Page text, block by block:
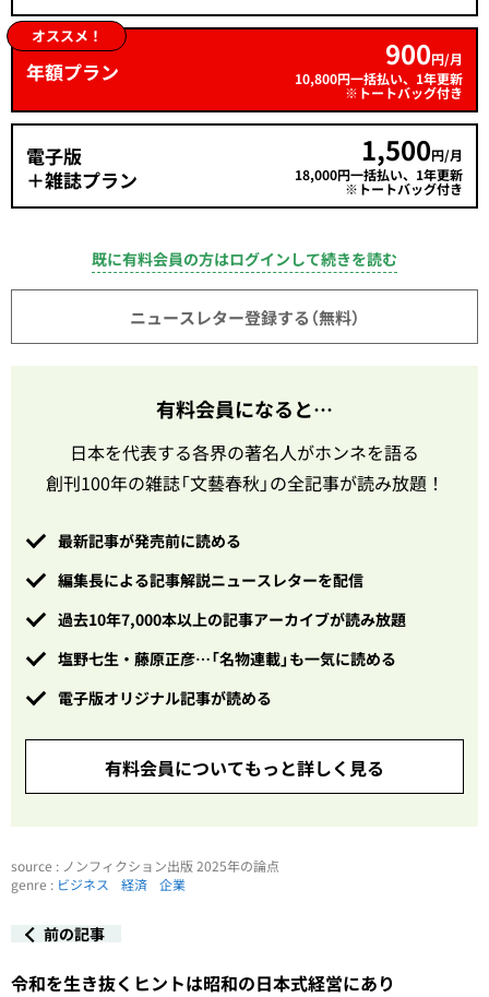
オススメ！
年額プラン 900円/月
10,800円一括払い、1年更新
※トートバッグ付き
電子版
＋雑誌プラン
1,500円/月
18,000円一括払い、1年更新
※トートバッグ付き
既に有料会員の方はログインして続きを読む
ニュースレター登録する（無料）
有料会員になると…
日本を代表する各界の著名人がホンネを語る
創刊100年の雑誌「文藝春秋」の全記事が読み放題！
最新記事が発売前に読める
編集長による記事解説ニュースレターを配信
過去10年7,000本以上の記事アーカイブが読み放題
塩野七生・藤原正彦…「名物連載」も一気に読める
電子版オリジナル記事が読める
有料会員についてもっと詳しく見る
source : ノンフィクション出版 2025年の論点
genre : ビジネス 経済 企業
前の記事
令和を生き抜くヒントは昭和の日本式経営にあり